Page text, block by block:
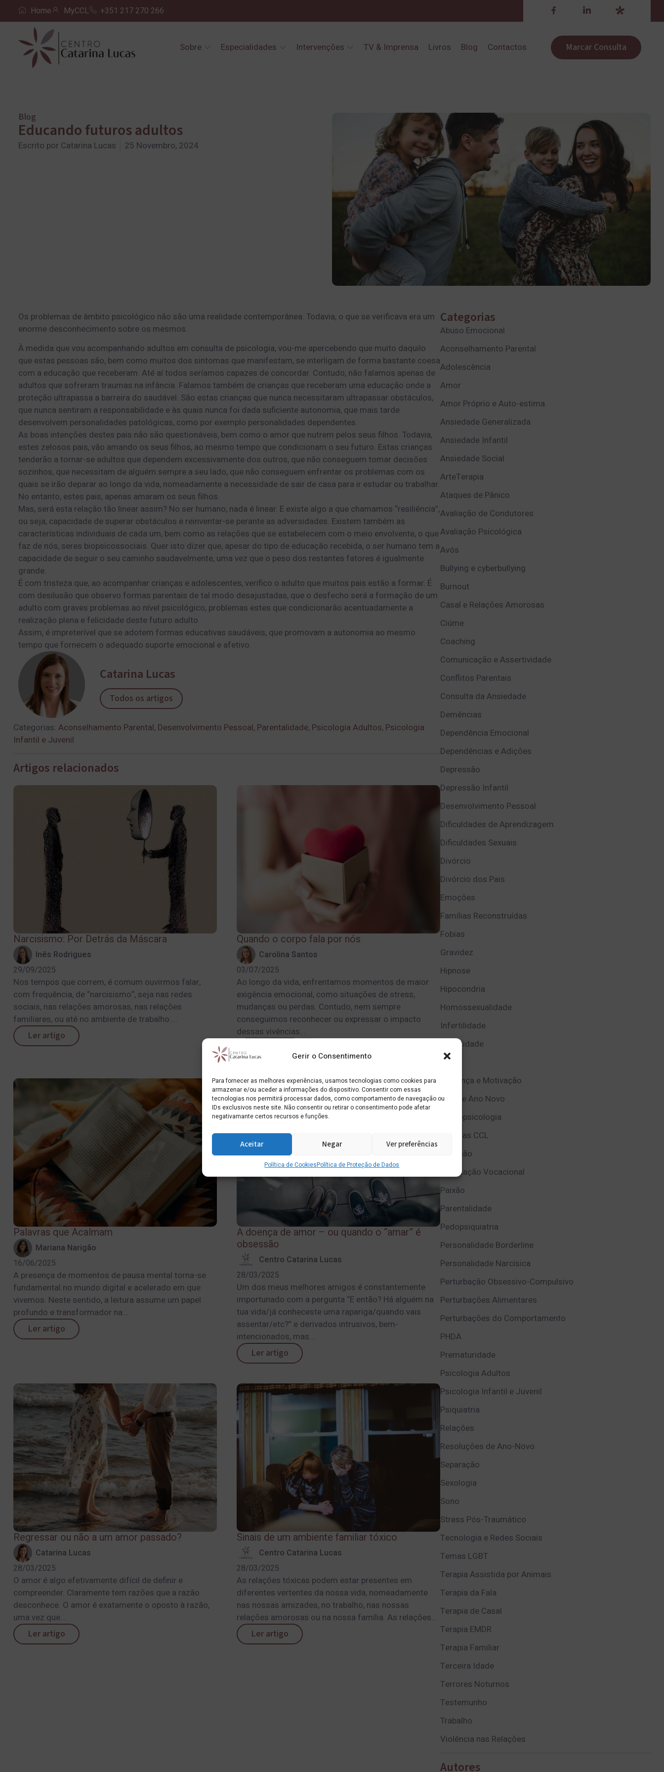
Gerir o Consentimento
Para fornecer as melhores experiências, usamos tecnologias como cookies para
armazenar e/ou aceder a informações do dispositivo. Consentir com essas
tecnologias nos permitirá processar dados, como comportamento de navegação ou
IDs exclusivos neste site. Não consentir ou retirar o consentimento pode afetar
negativamante certos recursos e funções.
Aceitar Negar Ver preferências
Política de CookiesPolítica de Proteção de Dados
Home MyCCL +351 217 270 266
Sobre Especialidades Intervenções TV & Imprensa Livros Blog Contactos Marcar Consulta
Blog
Educando futuros adultos
Escrito por Catarina Lucas 25 Novembro, 2024
Os problemas de âmbito psicológico não são uma realidade contemporânea. Todavia, o que se verificava era um
enorme desconhecimento sobre os mesmos.
À medida que vou acompanhando adultos em consulta de psicologia, vou-me apercebendo que muito daquilo
que estas pessoas são, bem como muitos dos sintomas que manifestam, se interligam de forma bastante coesa
com a educação que receberam. Até aí todos seríamos capazes de concordar. Contudo, não falamos apenas de
adultos que sofreram traumas na infância. Falamos também de crianças que receberam uma educação onde a
proteção ultrapassa a barreira do saudável. São estas crianças que nunca necessitaram ultrapassar obstáculos,
que nunca sentiram a responsabilidade e às quais nunca foi dada suficiente autonomia, que mais tarde
desenvolvem personalidades patológicas, como por exemplo personalidades dependentes.
As boas intenções destes pais não são questionáveis, bem como o amor que nutrem pelos seus filhos. Todavia,
estes zelosos pais, vão amando os seus filhos, ao mesmo tempo que condicionam o seu futuro. Estas crianças
tenderão a tornar-se adultos que dependem excessivamente dos outros, que não conseguem tomar decisões
sozinhos, que necessitam de alguém sempre a seu lado, que não conseguem enfrentar os problemas com os
quais se irão deparar ao longo da vida, nomeadamente a necessidade de sair de casa para ir estudar ou trabalhar.
No entanto, estes pais, apenas amaram os seus filhos.
Mas, será esta relação tão linear assim? No ser humano, nada é linear. E existe algo a que chamamos “resiliência”,
ou seja, capacidade de superar obstáculos e reinventar-se perante as adversidades. Existem também as
características individuais de cada um, bem como as relações que se estabelecem com o meio envolvente, o que
faz de nós, seres biopsicossociais. Quer isto dizer que, apesar do tipo de educação recebida, o ser humano tem a
capacidade de seguir o seu caminho saudavelmente, uma vez que o peso dos restantes fatores é igualmente
grande.
É com tristeza que, ao acompanhar crianças e adolescentes, verifico o adulto que muitos pais estão a formar. É
com desilusão que observo formas parentais de tal modo desajustadas, que o desfecho será a formação de um
adulto com graves problemas ao nível psicológico, problemas estes que condicionarão acentuadamente a
realização plena e felicidade deste futuro adulto.
Assim, é impreterível que se adotem formas educativas saudáveis, que promovam a autonomia ao mesmo
tempo que fornecem o adequado suporte emocional e afetivo.
Catarina Lucas
Todos os artigos
Categorias: Aconselhamento Parental, Desenvolvimento Pessoal, Parentalidade, Psicologia Adultos, Psicologia
Infantil e Juvenil
Artigos relacionados
Narcisismo: Por Detrás da Máscara
Inês Rodrigues
29/09/2025
Nos tempos que correm, é comum ouvirmos falar,
com frequência, de “narcisismo“, seja nas redes
sociais, nas relações amorosas, nas relações
familiares, ou até no ambiente de trabalho....
Ler artigo
Quando o corpo fala por nós
Carolina Santos
03/07/2025
Ao longo da vida, enfrentamos momentos de maior
exigência emocional, como situações de stress,
mudanças ou perdas. Contudo, nem sempre
conseguimos reconhecer ou expressar o impacto
dessas vivências...
Palavras que Acalmam
Mariana Narigão
16/06/2025
A presença de momentos de pausa mental torna-se
fundamental no mundo digital e acelerado em que
vivemos. Neste sentido, a leitura assume um papel
profundo e transformador na...
Ler artigo
A doença de amor – ou quando o “amar” é
obsessão
Centro Catarina Lucas
28/03/2025
Um dos meus melhores amigos é constantemente
importunado com a pergunta “E então? Há alguém na
tua vida/já conheceste uma rapariga/quando vais
assentar/etc?” e derivados intrusivos, bem-
intencionados, mas...
Ler artigo
Regressar ou não a um amor passado?
Catarina Lucas
28/03/2025
O amor é algo efetivamente difícil de definir e
compreender. Claramente tem razões que a razão
desconhece. O amor é exatamente o oposto à razão,
uma vez que...
Ler artigo
Sinais de um ambiente familiar tóxico
Centro Catarina Lucas
28/03/2025
As relações tóxicas podem estar presentes em
diferentes vertentes da nossa vida, nomeadamente
nas nossas amizades, no trabalho, nas nossas
relações amorosas ou na nossa família. As relações...
Ler artigo
Categorias
Abuso Emocional
Aconselhamento Parental
Adolescência
Amor
Amor Próprio e Auto-estima
Ansiedade Generalizada
Ansiedade Infantil
Ansiedade Social
ArteTerapia
Ataques de Pânico
Avaliação de Condutores
Avaliação Psicológica
Avós
Bullying e cyberbullying
Burnout
Casal e Relações Amorosas
Ciúme
Coaching
Comunicação e Assertividade
Conflitos Parentais
Consulta da Ansiedade
Demências
Dependência Emocional
Dependências e Adições
Depressão
Depressão Infantil
Desenvolvimento Pessoal
Dificuldades de Aprendizagem
Dificuldades Sexuais
Divórcio
Divórcio dos Pais
Emoções
Famílias Reconstruídas
Fobias
Gravidez
Hipnose
Hipocondria
Homossexualidade
Infertilidade
Infidelidade
Luto
Mudança e Motivação
Natal e Ano Novo
Neuropsicologia
Notícias CCL
Nutrição
Orientação Vocacional
Paixão
Parentalidade
Pedopsiquiatria
Personalidade Borderline
Personalidade Narcísica
Perturbação Obsessivo-Compulsivo
Perturbações Alimentares
Perturbações do Comportamento
PHDA
Prematuridade
Psicologia Adultos
Psicologia Infantil e Juvenil
Psiquiatria
Relações
Resoluções de Ano-Novo
Separação
Sexologia
Sono
Stress Pós-Traumático
Tecnologia e Redes Sociais
Temas LGBT
Terapia Assistida por Animais
Terapia da Fala
Terapia de Casal
Terapia EMDR
Terapia Familiar
Terceira Idade
Terrores Noturnos
Testemunho
Trabalho
Violência nas Relações
Autores